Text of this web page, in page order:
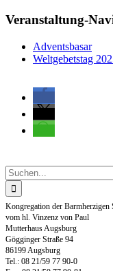
Veranstaltung-
Adventsbasar
Weltgebetstag
Suche
nach:
Kongregation der Barmherzigen
vom hl. Vinzenz von Paul
Mutterhaus Augsburg
Gögginger Straße 94
86199 Augsburg
Tel.: 08 21/59 77 90-0